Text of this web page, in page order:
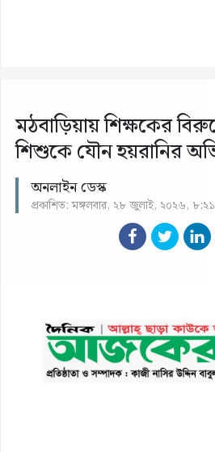
মঠবাড়িয়ায় শিক্ষকের
শিশুকে যৌন হয়রানির
অনলাইন ডেস্ক
প্রকাশিত: মঙ্গলবার, ২৮ জুলাই, ২০২৬,